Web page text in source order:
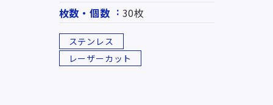
枚数・個数
30枚
ステンレス
レーザーカット